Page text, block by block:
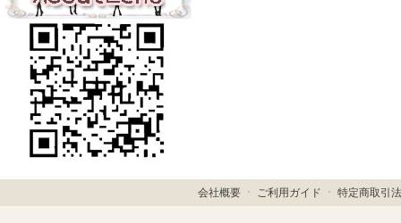
会社概要 ㆍ ご利用ガイド ㆍ特定商取引